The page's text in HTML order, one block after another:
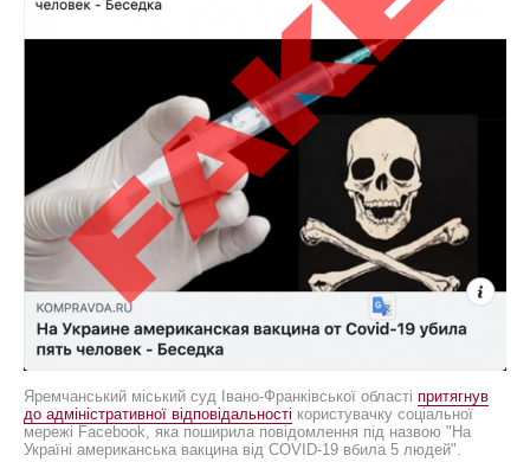
Яремчанський міський суд Івано-Франківської областіпритягнув
до адміністративної відповідальності користувачку соціальної
мережі Facebook, яка поширила повідомлення під назвою "На
Україні американська вакцина від COVID-19 вбила 5 людей".